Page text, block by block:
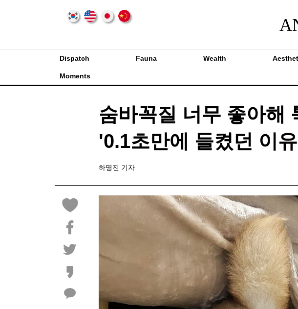
Dispatch Fauna Wealth
Moments
숨바꼭질 너무 좋아해
'0.1초만에 들켰던 이
하명진 기자